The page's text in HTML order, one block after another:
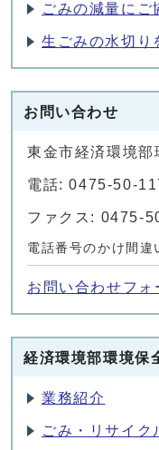
ごみの減量にご
生ごみの水切り
お問い合わせ
東金市経済環境部
電話: 0475-50-
ファクス: 0475-
電話番号のかけ間違
お問い合わせフォ
経済環境部環境保
業務紹介
ごみ・リサイク